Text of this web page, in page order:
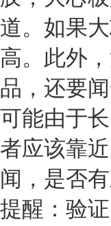
道。如果
高。此外
品，还要
可能由于
者应该靠
闻，是否
提醒：验